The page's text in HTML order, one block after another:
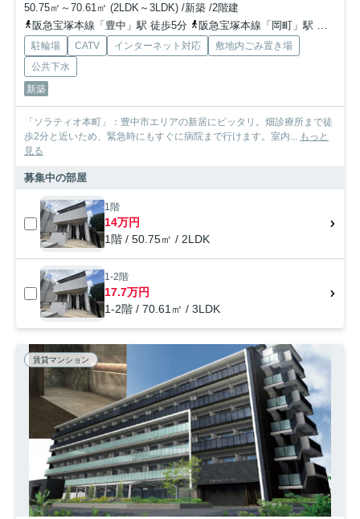
50.75㎡～70.61㎡ (2LDK～3LDK) /新築 /2階建
阪急宝塚本線「豊中」駅 徒歩5分
阪急宝塚本線「岡町」駅 徒歩16分
駐輪場 CATV インターネット対応
敷地内ごみ置き場
公共下水
新築
「ソラティオ本町」：豊中市エリアの新居にピッタリ。畑診療所まで徒
歩2分と近いため、緊急時にもすぐに病院まで行けます。室内... もっと
見る
募集中の部屋
1階
14万円
1階 / 50.75㎡ / 2LDK
1-2階
17.7万円
1-2階 / 70.61㎡ / 3LDK
賃貸マンション